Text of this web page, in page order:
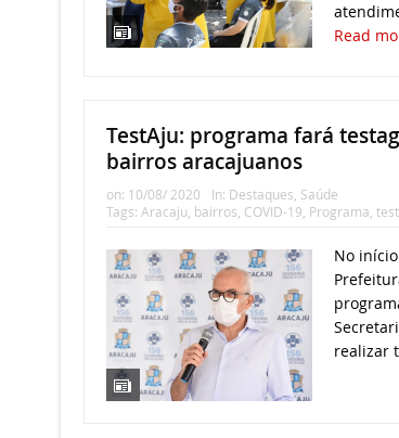
Read
TestAju: programa fará
bairros aracajuanos
on: 10/08/ 2020 In: Destaques, Saúde
Tags: Aracaju, bairros, COVID-19, Programa,
No
realizar